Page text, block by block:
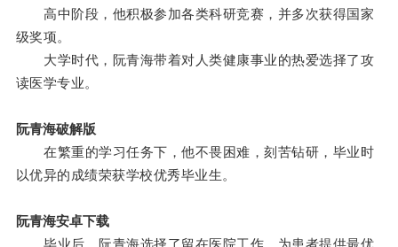
高中阶段，他积极参加各类科研竞赛，并多次获得国家
级奖项。
大学时代，阮青海带着对人类健康事业的热爱选择了攻
读医学专业。
阮青海破解版
在繁重的学习任务下，他不畏困难，刻苦钻研，毕业时
以优异的成绩荣获学校优秀毕业生。
阮青海安卓下载